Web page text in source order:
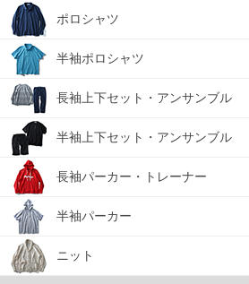
ポロシャツ
半袖ポロシャツ
長袖上下セット・アンサンブル
半袖上下セット・アンサンブル
長袖パーカー・トレーナー
半袖パーカー
ニット